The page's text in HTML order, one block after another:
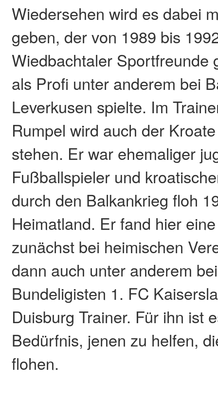
Wiedersehen wird es dabei
geben, der von 1989 bis
Wiedbachtaler Sportfreunde
als Profi unter anderem bei
Leverkusen spielte. Im
Rumpel wird auch der
stehen. Er war ehemaliger
Fußballspieler und
durch den Balkankrieg floh
Heimatland. Er fand hier
zunächst bei heimischen
dann auch unter anderem
Bundeligisten 1. FC
Duisburg Trainer. Für ihn ist
Bedürfnis, jenen zu helfen,
flohen.